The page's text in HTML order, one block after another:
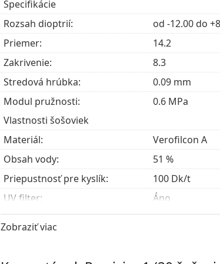
Pre nositeľov s krátkozrakosťou (myopia)
Pre tých, ktorí uprednostňujú praktické
kontaktné šošovky len príležitostne.
Pre tých, ktorí hľadajú hydratujúce šošovky za
Pre tých, ktorí hľadajú kontaktné šošovky s
Často kladené otázky
Ako dlho to môžete nosiť Precision1?
Môžete spať s Precision1?
Špecifikácie
Rozsah dioptrií:
od -12.00 do
Priemer:
14.2
Zakrivenie:
8.3
Stredová hrúbka:
0.09 mm
Modul pružnosti:
0.6 MPa
Vlastnosti šošoviek
Materiál:
Verofilcon A
Obsah vody:
51 %
Priepustnosť pre kyslík:
100 Dk/t
UV filter:
Áno
Silikón-hydrogélové:
Áno
Zobraziť viac